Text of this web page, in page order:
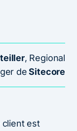
, Regional
deSitecore
client est